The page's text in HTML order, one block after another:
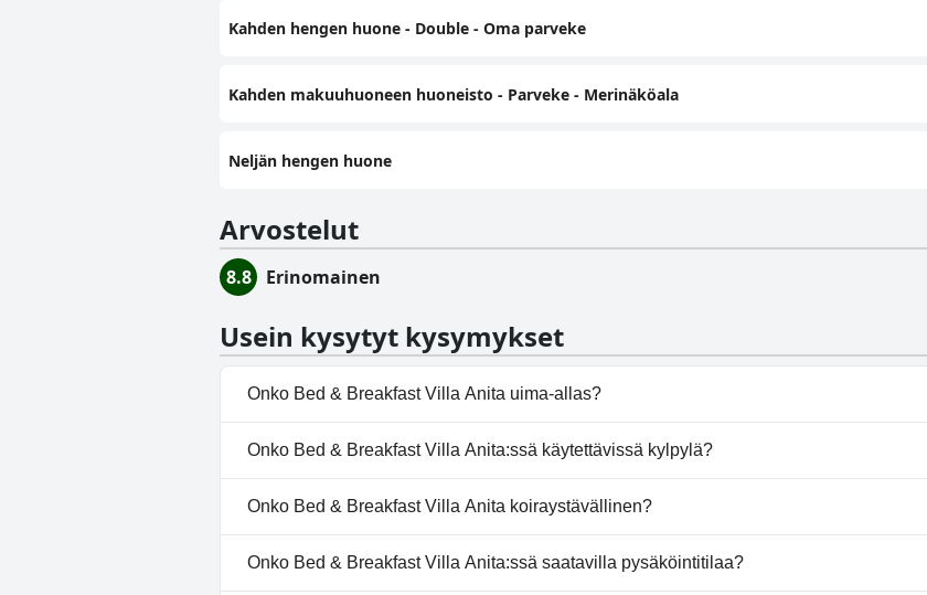
Kahden hengen huone - Double - Oma parveke
Kahden makuuhuoneen huoneisto - Parveke - Merinäköala
Neljän hengen huone
Arvostelut
8.8 Erinomainen
Usein kysytyt kysymykset
Onko Bed & Breakfast Villa Anita uima-allas?
Kyllä, Bed & Breakfast Villa Anita:ssä on uima-allas/altaita, jotka kuuluvat yhteen
Onko Bed & Breakfast Villa Anita:ssä käytettävissä kylpylä?
Ei, Bed & Breakfast Villa Anita ei tarjoa kylpylää.
Onko Bed & Breakfast Villa Anita koiraystävällinen?
Ei, Bed & Breakfast Villa Anita ei salli koiria.
Onko Bed & Breakfast Villa Anita:ssä saatavilla pysäköintitilaa?